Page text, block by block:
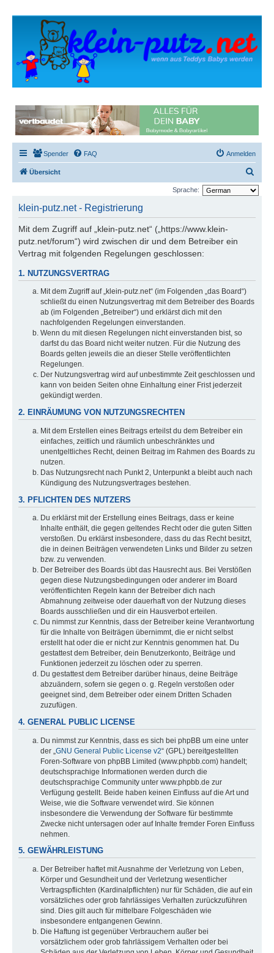
Spender FAQ Anmelden
Übersicht
u
Sprache:
klein-putz.net - Registrierung
Mit dem Zugriff auf „klein-putz.net“ („https://www.klein-
putz.net/forum“) wird zwischen dir und dem Betreiber ein
Vertrag mit folgenden Regelungen geschlossen:
1. NUTZUNGSVERTRAG
Mit dem Zugriff auf „klein-putz.net“ (im Folgenden „das Board“)
schließt du einen Nutzungsvertrag mit dem Betreiber des Boards
ab (im Folgenden „Betreiber“) und erklärst dich mit den
nachfolgenden Regelungen einverstanden.
Wenn du mit diesen Regelungen nicht einverstanden bist, so
darfst du das Board nicht weiter nutzen. Für die Nutzung des
Boards gelten jeweils die an dieser Stelle veröffentlichten
Regelungen.
Der Nutzungsvertrag wird auf unbestimmte Zeit geschlossen und
kann von beiden Seiten ohne Einhaltung einer Frist jederzeit
gekündigt werden.
2. EINRÄUMUNG VON NUTZUNGSRECHTEN
Mit dem Erstellen eines Beitrags erteilst du dem Betreiber ein
einfaches, zeitlich und räumlich unbeschränktes und
unentgeltliches Recht, deinen Beitrag im Rahmen des Boards zu
nutzen.
Das Nutzungsrecht nach Punkt 2, Unterpunkt a bleibt auch nach
Kündigung des Nutzungsvertrages bestehen.
3. PFLICHTEN DES NUTZERS
Du erklärst mit der Erstellung eines Beitrags, dass er keine
Inhalte enthält, die gegen geltendes Recht oder die guten Sitten
verstoßen. Du erklärst insbesondere, dass du das Recht besitzt,
die in deinen Beiträgen verwendeten Links und Bilder zu setzen
bzw. zu verwenden.
Der Betreiber des Boards übt das Hausrecht aus. Bei Verstößen
gegen diese Nutzungsbedingungen oder anderer im Board
veröffentlichten Regeln kann der Betreiber dich nach
Abmahnung zeitweise oder dauerhaft von der Nutzung dieses
Boards ausschließen und dir ein Hausverbot erteilen.
Du nimmst zur Kenntnis, dass der Betreiber keine Verantwortung
für die Inhalte von Beiträgen übernimmt, die er nicht selbst
erstellt hat oder die er nicht zur Kenntnis genommen hat. Du
gestattest dem Betreiber, dein Benutzerkonto, Beiträge und
Funktionen jederzeit zu löschen oder zu sperren.
Du gestattest dem Betreiber darüber hinaus, deine Beiträge
abzuändern, sofern sie gegen o. g. Regeln verstoßen oder
geeignet sind, dem Betreiber oder einem Dritten Schaden
zuzufügen.
4. GENERAL PUBLIC LICENSE
Du nimmst zur Kenntnis, dass es sich bei phpBB um eine unter
der „ GNU General Public License v2“ (GPL) bereitgestellten
Foren-Software von phpBB Limited (www.phpbb.com) handelt;
deutschsprachige Informationen werden durch die
deutschsprachige Community unter www.phpbb.de zur
Verfügung gestellt. Beide haben keinen Einfluss auf die Art und
Weise, wie die Software verwendet wird. Sie können
insbesondere die Verwendung der Software für bestimmte
Zwecke nicht untersagen oder auf Inhalte fremder Foren Einfluss
nehmen.
5. GEWÄHRLEISTUNG
Der Betreiber haftet mit Ausnahme der Verletzung von Leben,
Körper und Gesundheit und der Verletzung wesentlicher
Vertragspflichten (Kardinalpflichten) nur für Schäden, die auf ein
vorsätzliches oder grob fahrlässiges Verhalten zurückzuführen
sind. Dies gilt auch für mittelbare Folgeschäden wie
insbesondere entgangenen Gewinn.
Die Haftung ist gegenüber Verbrauchern außer bei
vorsätzlichem oder grob fahrlässigem Verhalten oder bei